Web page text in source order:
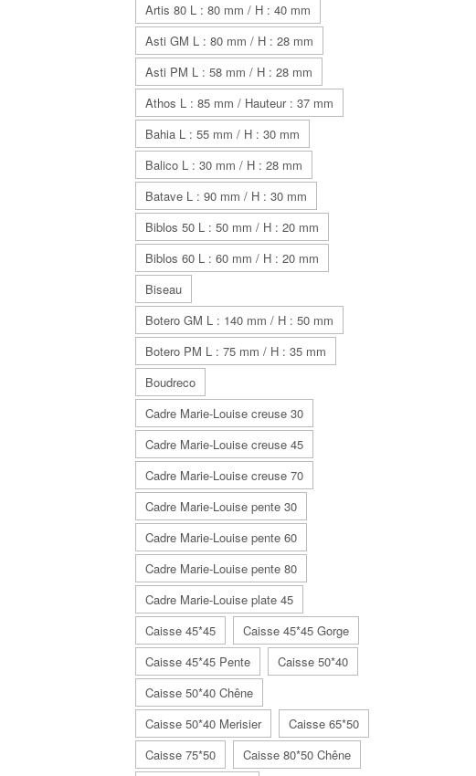
Artis 80 L : 80 mm / H : 40 mm
Asti GM L : 80 mm / H : 28 mm
Asti PM L : 58 mm / H : 28 mm
Athos L : 85 mm / Hauteur : 37 mm
Bahia L : 55 mm / H : 30 mm
Balico L : 30 mm / H : 28 mm
Batave L : 90 mm / H : 30 mm
Biblos 50 L : 50 mm / H : 20 mm
Biblos 60 L : 60 mm / H : 20 mm
Biseau
Botero GM L : 140 mm / H : 50 mm
Botero PM L : 75 mm / H : 35 mm
Boudreco
Cadre Marie-Louise creuse 30
Cadre Marie-Louise creuse 45
Cadre Marie-Louise creuse 70
Cadre Marie-Louise pente 30
Cadre Marie-Louise pente 60
Cadre Marie-Louise pente 80
Cadre Marie-Louise plate 45
Caisse 45*45
Caisse 45*45 Gorge
Caisse 45*45 Pente
Caisse 50*40
Caisse 50*40 Chêne
Caisse 50*40 Merisier
Caisse 65*50
Caisse 75*50
Caisse 80*50 Chêne